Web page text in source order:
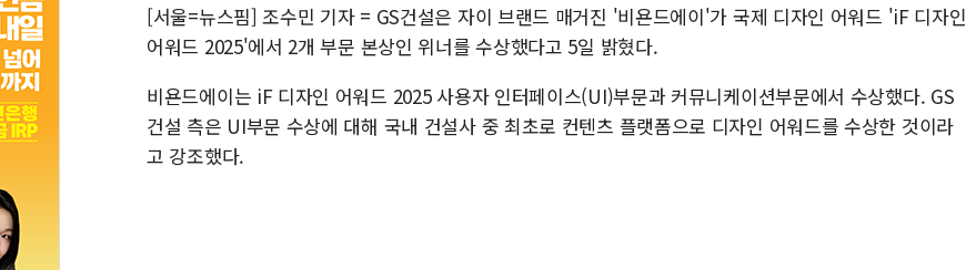
[서울=뉴스핌] 조수민 기자 = GS건설은 자이 브랜드 매거진 '비욘드에이'가 국제 디자인 어워드 'iF 디자인
어워드 2025'에서 2개 부문 본상인 위너를 수상했다고 5일 밝혔다.
비욘드에이는 iF 디자인 어워드 2025 사용자 인터페이스(UI)부문과 커뮤니케이션부문에서 수상했다. GS
건설 측은 UI부문 수상에 대해 국내 건설사 중 최초로 컨텐츠 플랫폼으로 디자인 어워드를 수상한 것이라
고 강조했다.